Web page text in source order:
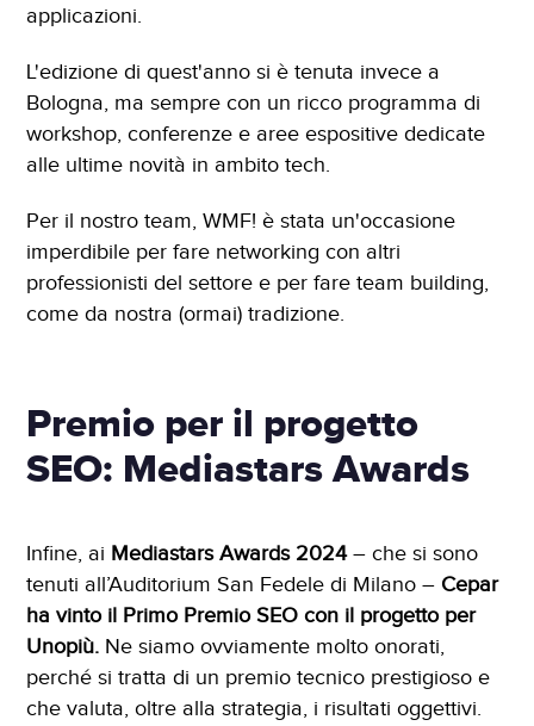
applicazioni.
L'edizione di quest'anno si è tenuta invece a
Bologna, ma sempre con un ricco programma di
workshop, conferenze e aree espositive dedicate
alle ultime novità in ambito tech.
Per il nostro team, WMF! è stata un'occasione
imperdibile per fare networking con altri
professionisti del settore e per fare team building,
come da nostra (ormai) tradizione.
Premio per il progetto
SEO: Mediastars Awards
Infine, ai Mediastars Awards 2024– che si sono
tenuti all’Auditorium San Fedele di Milano – Cepar
ha vinto il Primo Premio SEO con il progetto per
Unopiù. Ne siamo ovviamente molto onorati,
perché si tratta di un premio tecnico prestigioso e
che valuta, oltre alla strategia, i risultati oggettivi.